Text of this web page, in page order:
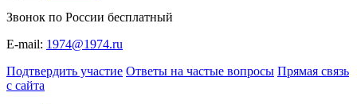
Звонок по России бесплатный
E-mail: 1974@1974.ru
Подтвердить участие Ответы на частые вопросы Прямая связь
с сайта